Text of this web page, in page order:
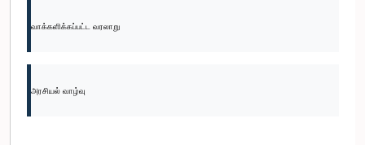
வாக்களிக்கப்பட்ட வரலாறு
அரசியல் வாழ்வு